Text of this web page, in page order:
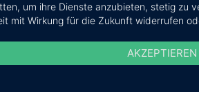
um ihre Dienste anzubieten, stetig
mit Wirkung für die Zukunft widerrufen
AKZEPTIEREN